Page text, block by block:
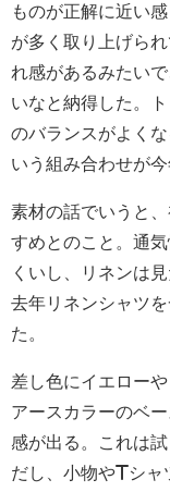
ものが正解に近い
が多く取り上げら
れ感があるみたい
いなと納得した。
のバランスがよく
いう組み合わせが
素材の話でいうと
すめとのこと。通
くいし、リネンは
去年リネンシャツ
た。
差し色にイエロー
アースカラーのベ
感が出る。これは
だし、小物やTシャ